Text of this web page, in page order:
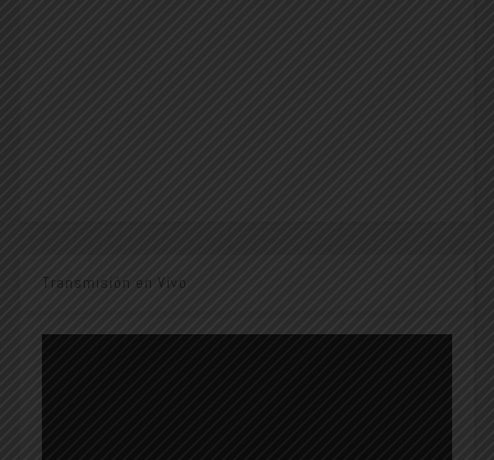
Transmisión en Vivo